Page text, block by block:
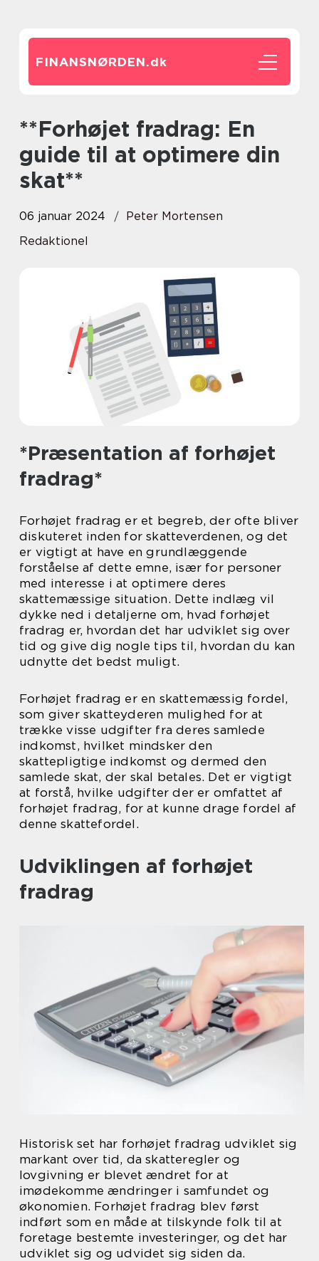
FINANSNØRDEN.dk
**Forhøjet fradrag: En
guide til at optimere din
skat**
06 januar 2024
Peter Mortensen
Redaktionel
*Præsentation af forhøjet
fradrag*
Forhøjet fradrag er et begreb, der ofte bliver
diskuteret inden for skatteverdenen, og det
er vigtigt at have en grundlæggende
forståelse af dette emne, især for personer
med interesse i at optimere deres
skattemæssige situation. Dette indlæg vil
dykke ned i detaljerne om, hvad forhøjet
fradrag er, hvordan det har udviklet sig over
tid og give dig nogle tips til, hvordan du kan
udnytte det bedst muligt.
Forhøjet fradrag er en skattemæssig fordel,
som giver skatteyderen mulighed for at
trække visse udgifter fra deres samlede
indkomst, hvilket mindsker den
skattepligtige indkomst og dermed den
samlede skat, der skal betales. Det er vigtigt
at forstå, hvilke udgifter der er omfattet af
forhøjet fradrag, for at kunne drage fordel af
denne skattefordel.
Udviklingen af forhøjet
fradrag
Historisk set har forhøjet fradrag udviklet sig
markant over tid, da skatteregler og
lovgivning er blevet ændret for at
imødekomme ændringer i samfundet og
økonomien. Forhøjet fradrag blev først
indført som en måde at tilskynde folk til at
foretage bestemte investeringer, og det har
udviklet sig og udvidet sig siden da.